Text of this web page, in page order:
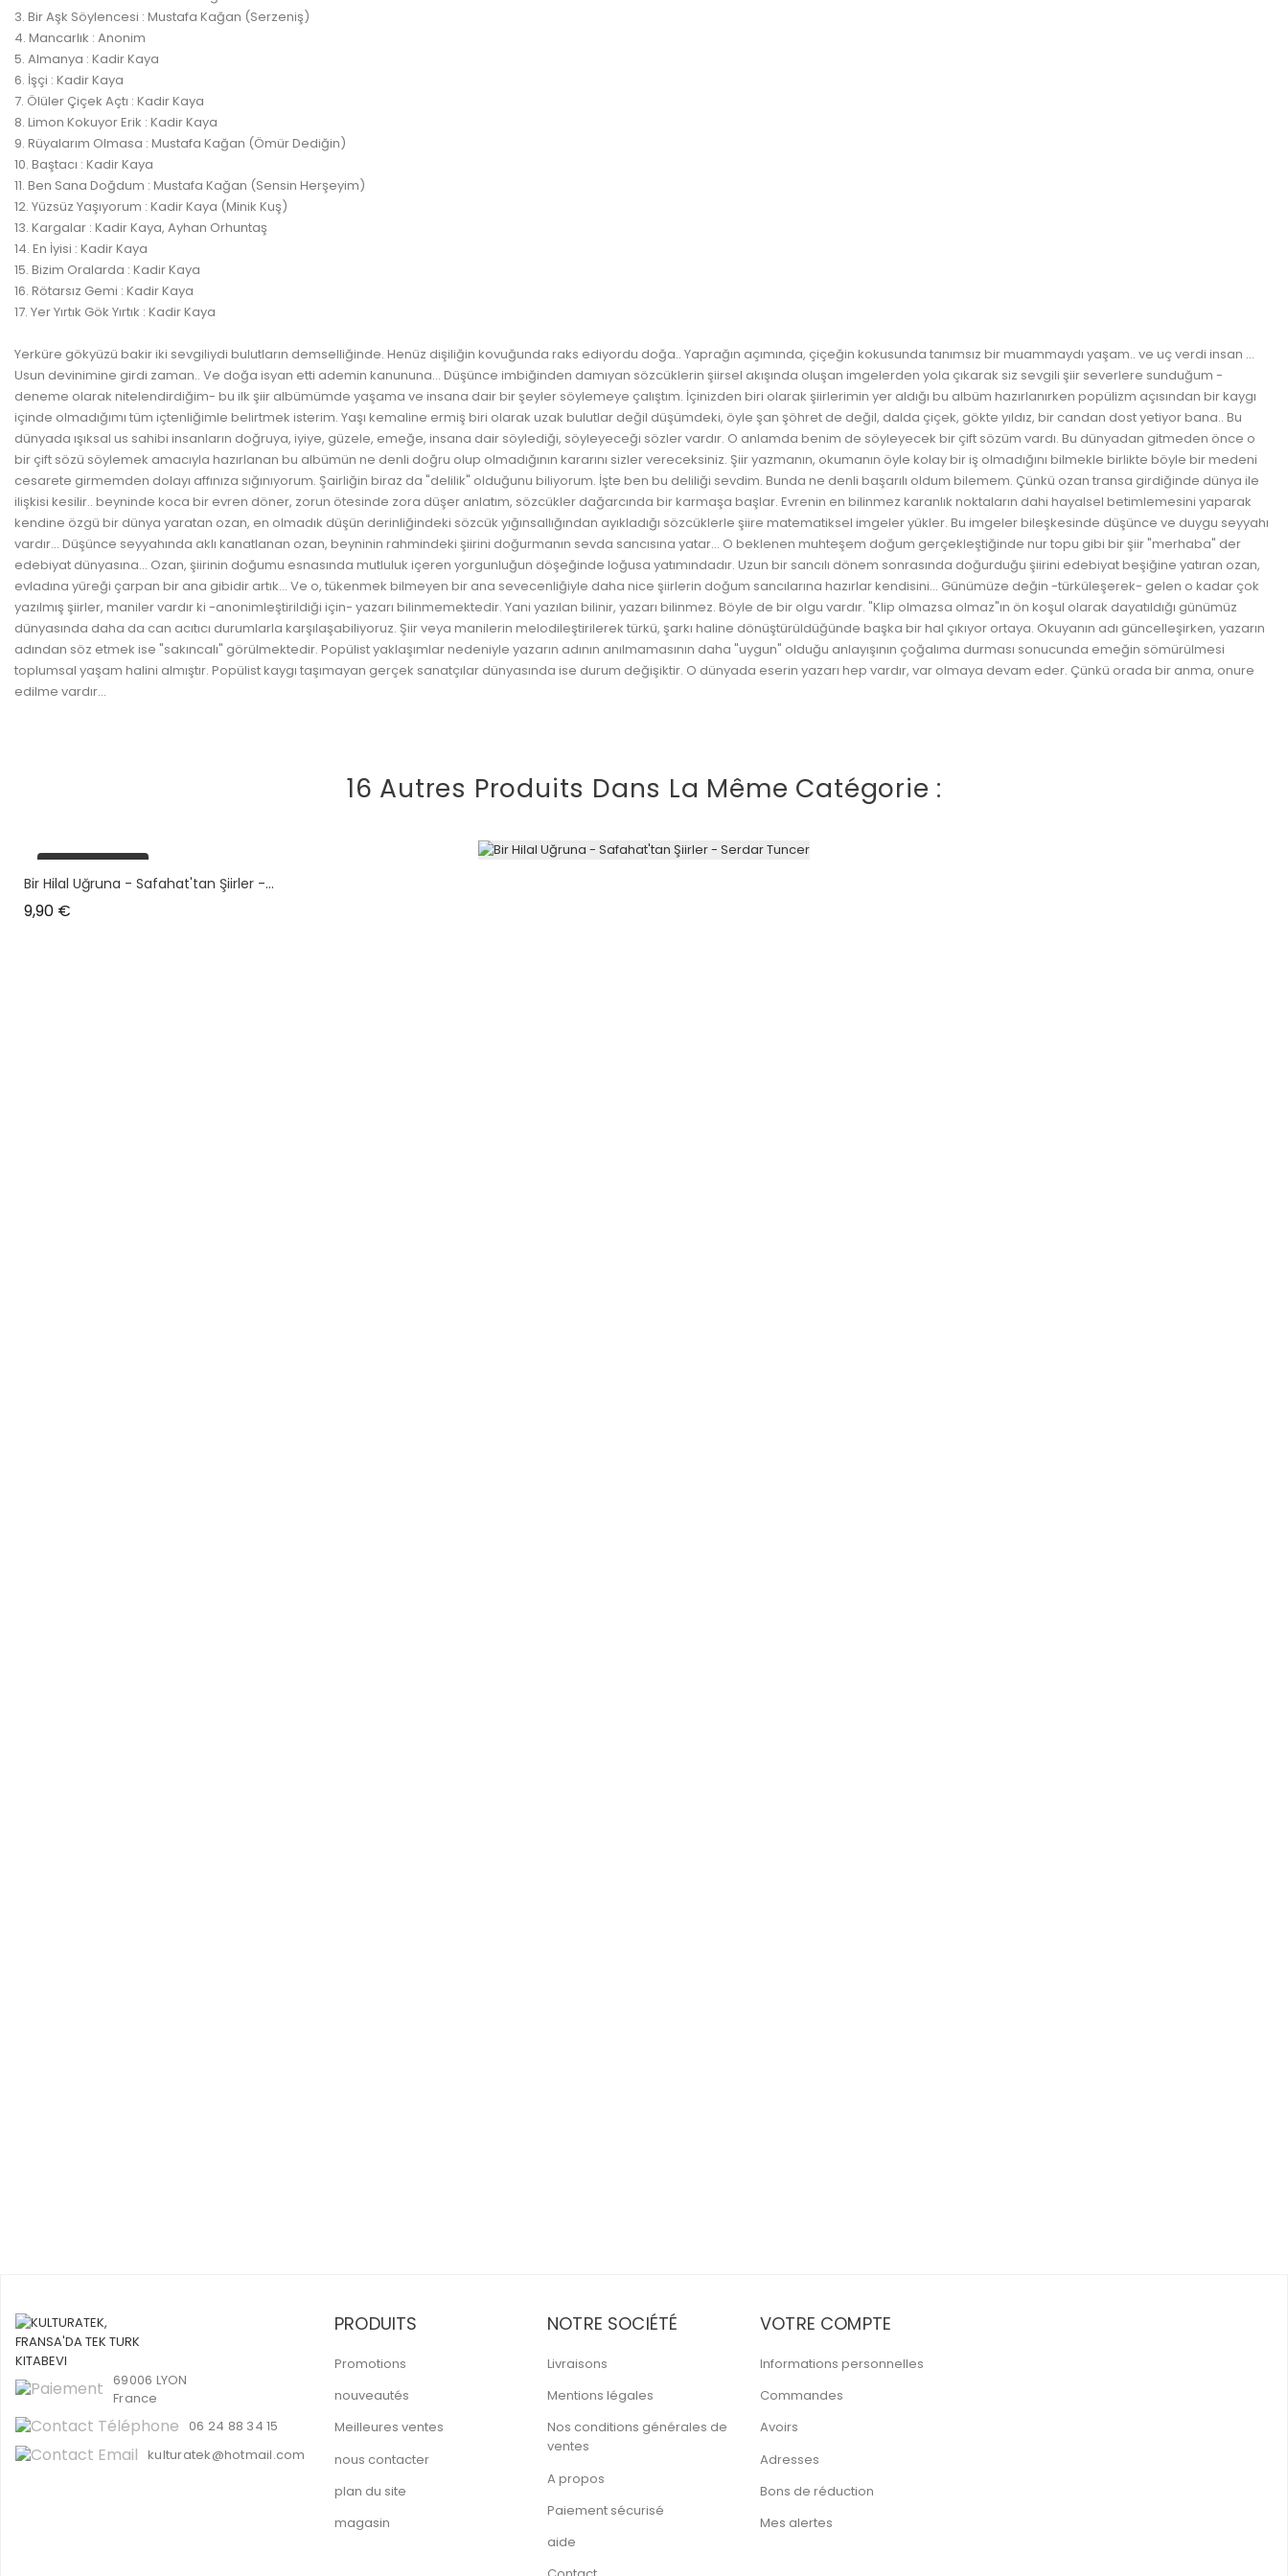
3. Bir Aşk Söylencesi : Mustafa Kağan (Serzeniş)
4. Mancarlık : Anonim
5. Almanya : Kadir Kaya
6. İşçi : Kadir Kaya
7. Ölüler Çiçek Açtı : Kadir Kaya
8. Limon Kokuyor Erik : Kadir Kaya
9. Rüyalarım Olmasa : Mustafa Kağan (Ömür Dediğin)
10. Baştacı : Kadir Kaya
11. Ben Sana Doğdum : Mustafa Kağan (Sensin Herşeyim)
12. Yüzsüz Yaşıyorum : Kadir Kaya (Minik Kuş)
13. Kargalar : Kadir Kaya, Ayhan Orhuntaş
14. En İyisi : Kadir Kaya
15. Bizim Oralarda : Kadir Kaya
16. Rötarsız Gemi : Kadir Kaya
17. Yer Yırtık Gök Yırtık : Kadir Kaya
Yerküre gökyüzü bakir iki sevgiliydi bulutların demselliğinde. Henüz dişiliğin kovuğunda raks ediyordu doğa.. Yaprağın açımında, çiçeğin kokusunda tanımsız bir muammaydı yaşam.. ve uç verdi insan ...
Usun devinimine girdi zaman.. Ve doğa isyan etti ademin kanununa... Düşünce imbiğinden damıyan sözcüklerin şiirsel akışında oluşan imgelerden yola çıkarak siz sevgili şiir severlere sunduğum -
deneme olarak nitelendirdiğim- bu ilk şiir albümümde yaşama ve insana dair bir şeyler söylemeye çalıştım. İçinizden biri olarak şiirlerimin yer aldığı bu albüm hazırlanırken popülizm açısından bir kaygı
içinde olmadığımı tüm içtenliğimle belirtmek isterim. Yaşı kemaline ermiş biri olarak uzak bulutlar değil düşümdeki, öyle şan şöhret de değil, dalda çiçek, gökte yıldız, bir candan dost yetiyor bana.. Bu
dünyada ışıksal us sahibi insanların doğruya, iyiye, güzele, emeğe, insana dair söylediği, söyleyeceği sözler vardır. O anlamda benim de söyleyecek bir çift sözüm vardı. Bu dünyadan gitmeden önce o
bir çift sözü söylemek amacıyla hazırlanan bu albümün ne denli doğru olup olmadığının kararını sizler vereceksiniz. Şiir yazmanın, okumanın öyle kolay bir iş olmadığını bilmekle birlikte böyle bir medeni
cesarete girmemden dolayı affınıza sığınıyorum. Şairliğin biraz da "delilik" olduğunu biliyorum. İşte ben bu deliliği sevdim. Bunda ne denli başarılı oldum bilemem. Çünkü ozan transa girdiğinde dünya ile
ilişkisi kesilir.. beyninde koca bir evren döner, zorun ötesinde zora düşer anlatım, sözcükler dağarcında bir karmaşa başlar. Evrenin en bilinmez karanlık noktaların dahi hayalsel betimlemesini yaparak
kendine özgü bir dünya yaratan ozan, en olmadık düşün derinliğindeki sözcük yığınsallığından ayıkladığı sözcüklerle şiire matematiksel imgeler yükler. Bu imgeler bileşkesinde düşünce ve duygu seyyahı
vardır... Düşünce seyyahında aklı kanatlanan ozan, beyninin rahmindeki şiirini doğurmanın sevda sancısına yatar... O beklenen muhteşem doğum gerçekleştiğinde nur topu gibi bir şiir "merhaba" der
edebiyat dünyasına... Ozan, şiirinin doğumu esnasında mutluluk içeren yorgunluğun döşeğinde loğusa yatımındadır. Uzun bir sancılı dönem sonrasında doğurduğu şiirini edebiyat beşiğine yatıran ozan,
evladına yüreği çarpan bir ana gibidir artık... Ve o, tükenmek bilmeyen bir ana sevecenliğiyle daha nice şiirlerin doğum sancılarına hazırlar kendisini... Günümüze değin -türküleşerek- gelen o kadar çok
yazılmış şiirler, maniler vardır ki -anonimleştirildiği için- yazarı bilinmemektedir. Yani yazılan bilinir, yazarı bilinmez. Böyle de bir olgu vardır. "Klip olmazsa olmaz"ın ön koşul olarak dayatıldığı günümüz
dünyasında daha da can acıtıcı durumlarla karşılaşabiliyoruz. Şiir veya manilerin melodileştirilerek türkü, şarkı haline dönüştürüldüğünde başka bir hal çıkıyor ortaya. Okuyanın adı güncelleşirken, yazarın
adından söz etmek ise "sakıncalı" görülmektedir. Popülist yaklaşımlar nedeniyle yazarın adının anılmamasının daha "uygun" olduğu anlayışının çoğalıma durması sonucunda emeğin sömürülmesi
toplumsal yaşam halini almıştır. Popülist kaygı taşımayan gerçek sanatçılar dünyasında ise durum değişiktir. O dünyada eserin yazarı hep vardır, var olmaya devam eder. Çünkü orada bir anma, onure
edilme vardır...
16 Autres Produits Dans La Même Catégorie :
plus en stock
Bir Hilal Uğruna - Safahat'tan Şiirler -...
9,90 €
69006 LYON
France
06 24 88 34 15
kulturatek@hotmail.com
PRODUITS
Promotions
nouveautés
Meilleures ventes
nous contacter
plan du site
magasin
NOTRE SOCIÉTÉ
Livraisons
Mentions légales
Nos conditions générales de
ventes
A propos
Paiement sécurisé
aide
VOTRE COMPTE
Informations personnelles
Commandes
Avoirs
Adresses
Bons de réduction
Mes alertes